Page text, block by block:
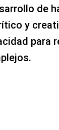
de
y
para